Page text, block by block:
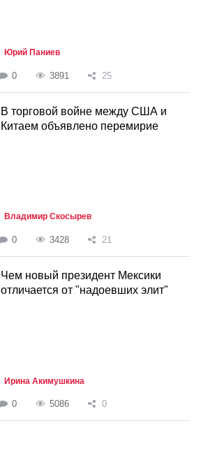
Юрий Паниев
0 3891 25
В торговой войне между США и
Китаем объявлено перемирие
Владимир Скосырев
0 3428 21
Чем новый президент Мексики
отличается от "надоевших элит"
Ирина Акимушкина
0 5086 0